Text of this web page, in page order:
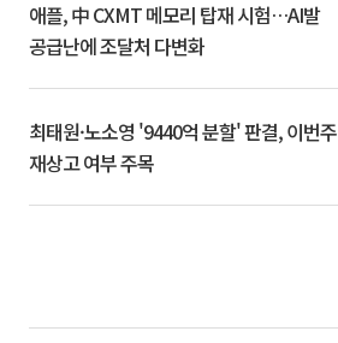
애플, 中 CXMT 메모리 탑재 시험…AI발
공급난에 조달처 다변화
최태원·노소영 '9440억 분할' 판결, 이번주
재상고 여부 주목